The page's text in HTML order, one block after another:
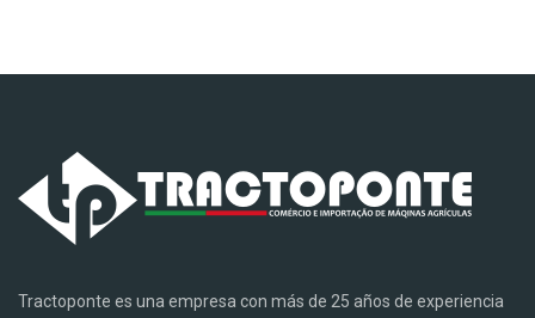
Tractoponte es una empresa con más de 25 años de experiencia